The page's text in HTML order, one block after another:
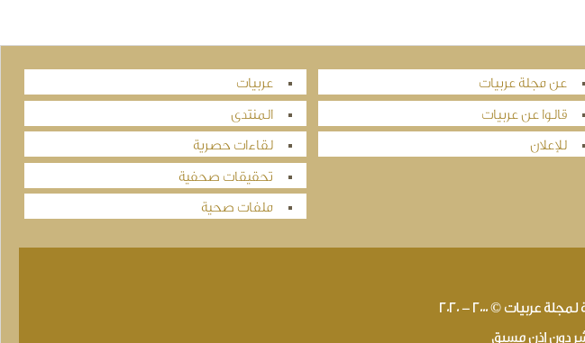
عربيات
المنتدى
لقاءات حصرية
تحقيقات صحفية
ملفات صحية
عن مجلة عربيات
قالوا عن عربيات
للإعلان
© 2000 - 2020
دون إذن مسبق